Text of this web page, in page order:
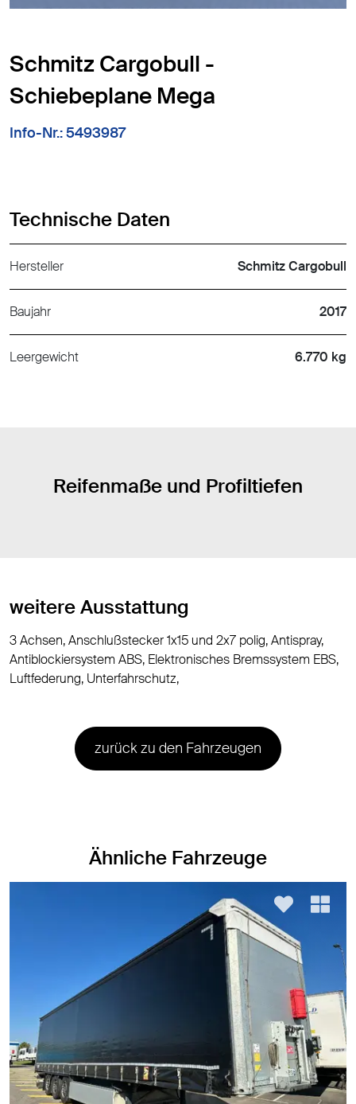
Schmitz Cargobull -
Schiebeplane Mega
Info-Nr.: 5493987
Technische Daten
Hersteller Schmitz Cargobull
Baujahr 2017
Leergewicht 6.770 kg
Reifenmaße und Profiltiefen
weitere Ausstattung
3 Achsen, Anschlußstecker 1x15 und 2x7 polig, Antispray,
Antiblockiersystem ABS, Elektronisches Bremssystem EBS,
Luftfederung, Unterfahrschutz,
zurück zu den Fahrzeugen
Ähnliche Fahrzeuge